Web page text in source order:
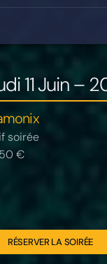
11 Juin –
soirée
€
RÉSERVER LA SOIRÉE